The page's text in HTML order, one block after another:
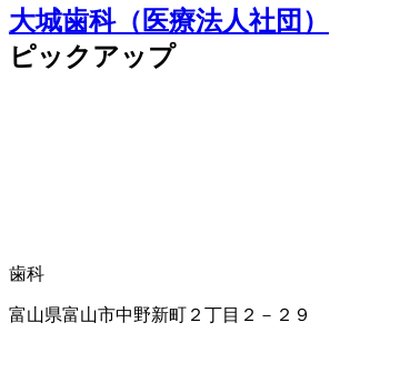
大城歯科（医療法人社団）
ピックアップ
歯科
富山県富山市中野新町２丁目２－２９